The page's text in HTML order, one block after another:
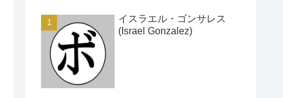
イスラエル・ゴンサレス
(Israel Gonzalez)